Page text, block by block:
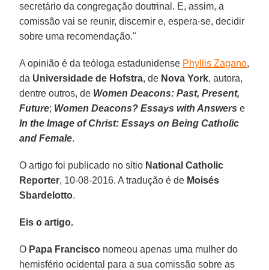
secretário da congregação doutrinal. E, assim, a
comissão vai se reunir, discernir e, espera-se, decidir
sobre uma recomendação."
A opinião é da teóloga estadunidense Phyllis Zagano,
da Universidade de Hofstra, de Nova York, autora,
dentre outros, de Women Deacons: Past, Present,
Future; Women Deacons? Essays with Answers e
In the Image of Christ: Essays on Being Catholic
and Female.
O artigo foi publicado no sítio National Catholic
Reporter, 10-08-2016. A tradução é de Moisés
Sbardelotto.
Eis o artigo.
O Papa Francisco nomeou apenas uma mulher do
hemisfério ocidental para a sua comissão sobre as